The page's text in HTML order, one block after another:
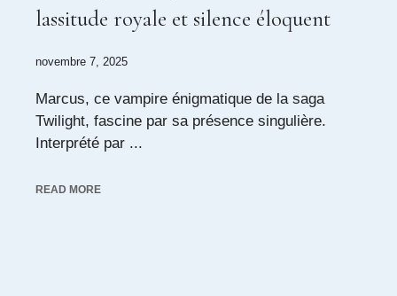
lassitude royale et silence éloquent
novembre 7, 2025
Marcus, ce vampire énigmatique de la saga
Twilight, fascine par sa présence singulière.
Interprété par ...
READ MORE